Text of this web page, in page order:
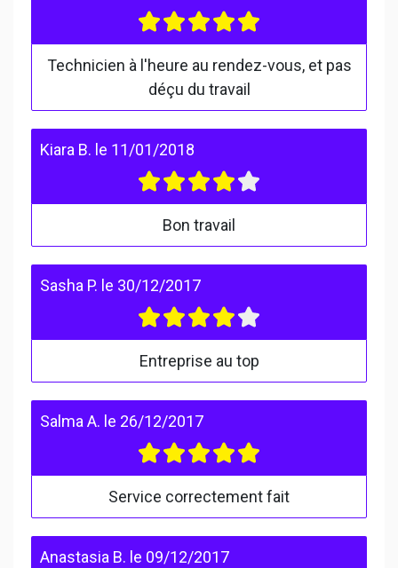
Technicien à l'heure au rendez-vous, et pas
déçu du travail
Kiara B. le 11/01/2018
Bon travail
Sasha P. le 30/12/2017
Entreprise au top
Salma A. le 26/12/2017
Service correctement fait
Anastasia B. le 09/12/2017